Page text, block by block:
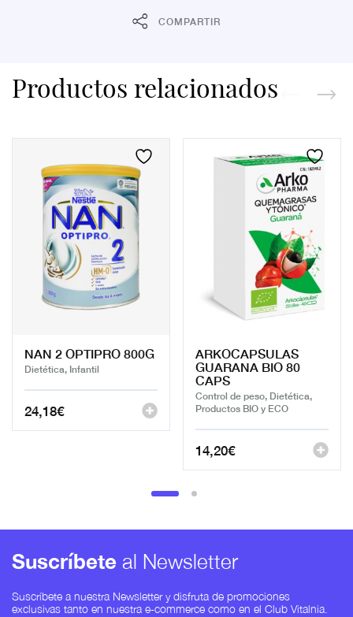
COMPARTIR
Productos relacionados
NAN 2 OPTIPRO 800G
Dietética, Infantil
24,18€
ARKOCAPSULAS
GUARANA BIO 80
CAPS
Control de peso, Dietética,
Productos BIO y ECO
14,20€
Suscríbete al Newsletter
Suscríbete a nuestra Newsletter y disfruta de promociones
exclusivas tanto en nuestra e-commerce como en el Club Vitalnia.